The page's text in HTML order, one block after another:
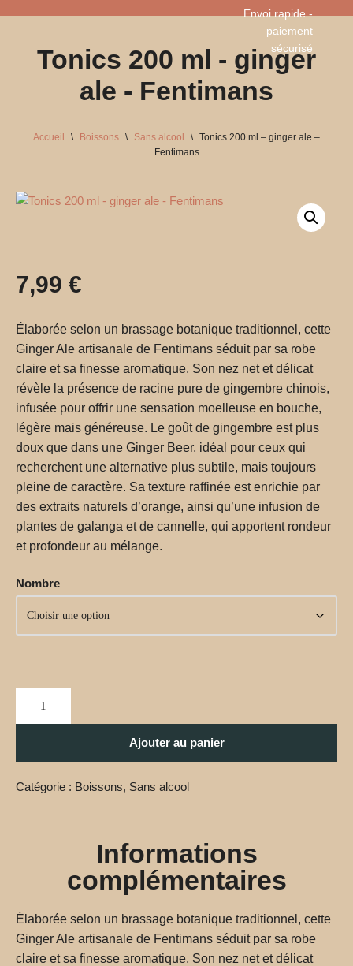
Envoi rapide -
paiement
sécurisé​
Tonics 200 ml - ginger
ale - Fentimans
Accueil \ Boissons \ Sans alcool \ Tonics 200 ml – ginger ale –
Fentimans
7,99 €
Élaborée selon un brassage botanique traditionnel, cette
Ginger Ale artisanale de Fentimans séduit par sa robe
claire et sa finesse aromatique. Son nez net et délicat
révèle la présence de racine pure de gingembre chinois,
infusée pour offrir une sensation moelleuse en bouche,
légère mais généreuse. Le goût de gingembre est plus
doux que dans une Ginger Beer, idéal pour ceux qui
recherchent une alternative plus subtile, mais toujours
pleine de caractère. Sa texture raffinée est enrichie par
des extraits naturels d’orange, ainsi qu’une infusion de
plantes de galanga et de cannelle, qui apportent rondeur
et profondeur au mélange.
Nombre
Ajouter au panier
Catégorie : Boissons, Sans alcool
Informations
complémentaires
Élaborée selon un brassage botanique traditionnel, cette
Ginger Ale artisanale de Fentimans séduit par sa robe
claire et sa finesse aromatique. Son nez net et délicat